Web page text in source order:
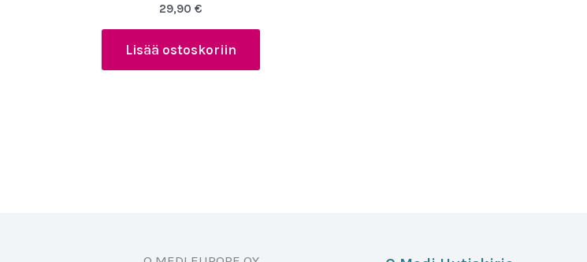
29,90 €
Lisää ostoskoriin